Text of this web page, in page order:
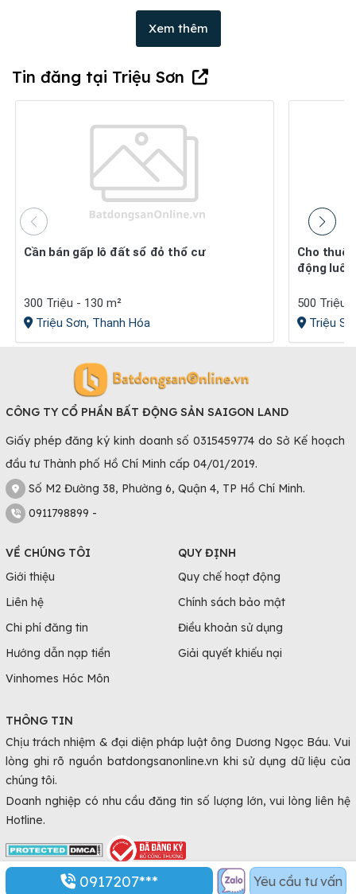
0917207*** Yêu cầu tư vấn
Xem thêm
Tin đăng tại Triệu Sơn
Cần bán gấp lô đất sổ đỏ thổ cư
300 Triệu - 130 m²
Triệu Sơn, Thanh Hóa
Cho thuê xưởng may, giầy da vào hoạt
động
500 Triệu
Triệu
CÔNG TY CỔ PHẦN BẤT ĐỘNG SẢN SAIGON LAND
Giấy phép đăng ký kinh doanh số 0315459774 do Sở Kế hoạch
đầu tư Thành phố Hồ Chí Minh cấp 04/01/2019.
Số M2 Đường 38, Phường 6, Quận 4, TP Hồ Chí Minh.
0911798899 -
VỀ CHÚNG TÔI
Giới thiệu
Liên hệ
Chi phí đăng tin
Hướng dẫn nạp tiền
Vinhomes Hóc Môn
QUY ĐỊNH
Quy chế hoạt động
Chính sách bảo mật
Điều khoản sử dụng
Giải quyết khiếu nại
THÔNG TIN
Chịu trách nhiệm & đại diện pháp luật ông Dương Ngọc Báu. Vui
lòng ghi rõ nguồn batdongsanonline.vn khi sử dụng dữ liệu của
chúng tôi.
Doanh nghiệp có nhu cầu đăng tin số lượng lớn, vui lòng liên hệ
Hotline.